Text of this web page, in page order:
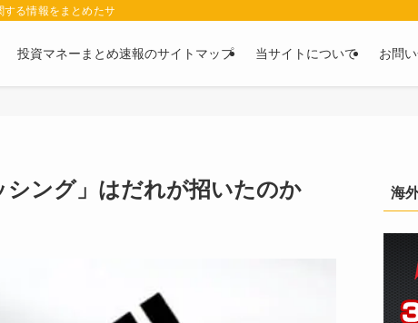
る情報をまとめたサイトです。お金に関する情報の口コミや評判を2chや5chか
投資マネーまとめ速報のサイトマップ 当サイトについて お問
シング」はだれが招いたのか 海